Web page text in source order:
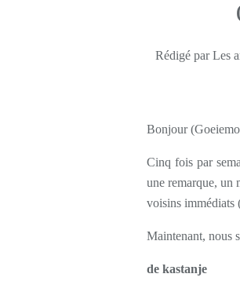
Rédigé par Les
Bonjour
Cinq fois par
une remarque, un
voisins immédiats
Maintenant, nous
de kastanje